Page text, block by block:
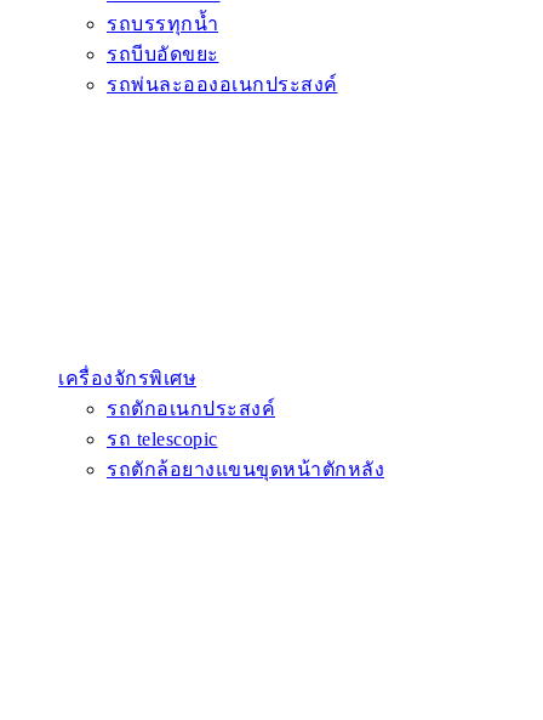
รถบรรทุกน้ำ
รถบีบอัดขยะ
รถพ่นละอองอเนกประสงค์
เครื่องจักรพิเศษ
รถตักอเนกประสงค์
รถ telescopic
รถตักล้อยางแขนขุดหน้าตักหลัง